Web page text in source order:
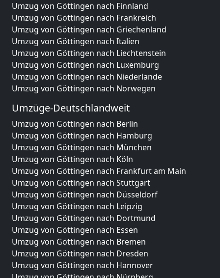
Umzug von Göttingen nach Finnland
Umzug von Göttingen nach Frankreich
Umzug von Göttingen nach Griechenland
Umzug von Göttingen nach Italien
Umzug von Göttingen nach Liechtenstein
Umzug von Göttingen nach Luxemburg
Umzug von Göttingen nach Niederlande
Umzug von Göttingen nach Norwegen
Umzüge-Deutschlandweit
Umzug von Göttingen nach Berlin
Umzug von Göttingen nach Hamburg
Umzug von Göttingen nach München
Umzug von Göttingen nach Köln
Umzug von Göttingen nach Frankfurt am Main
Umzug von Göttingen nach Stuttgart
Umzug von Göttingen nach Düsseldorf
Umzug von Göttingen nach Leipzig
Umzug von Göttingen nach Dortmund
Umzug von Göttingen nach Essen
Umzug von Göttingen nach Bremen
Umzug von Göttingen nach Dresden
Umzug von Göttingen nach Hannover